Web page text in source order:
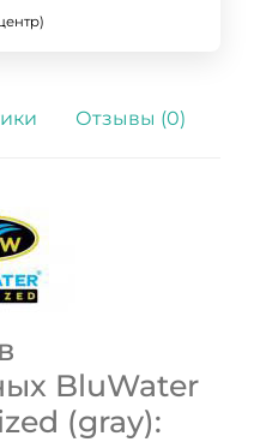
Отзывы (0)
BluWater
(gray):